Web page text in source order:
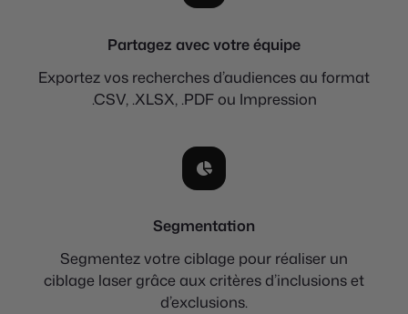
Partagez avec votre équipe
Exportez vos recherches d’audiences au format
.CSV, .XLSX, .PDF ou Impression
Segmentation
Segmentez votre ciblage pour réaliser un
ciblage laser grâce aux critères d’inclusions et
d’exclusions.